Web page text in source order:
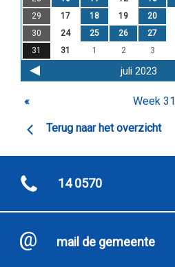
29
17 18 19 20
30
24 25 26 27
31
31 1 2 3
juli 2023
« Week 31
Terug naar het overzicht
14 0570
mail de gemeente